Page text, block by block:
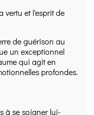
vertu et l'esprit de
de guérison au
un exceptionnel
qui agit en
profondes.
à se soigner lui-